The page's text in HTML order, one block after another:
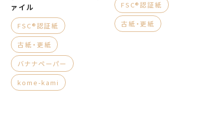
ァイル
FSC®認証紙
古紙・更紙
バナナペーパー
kome-kami
FSC®認証紙
古紙・更紙